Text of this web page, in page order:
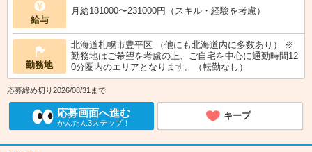
給与
月給181000〜231000円（スキル・経験を考慮）
勤務地
北海道札幌市豊平区 （他にも北海道内に多数あり） ※
勤務地はご希望を考慮の上、ご自宅を中心に通勤時間12
0分圏内のエリアとなります。（転勤なし）
応募締め切り2026/08/31まで
応募画面へ進む
かんたん3ステップ！
キープ